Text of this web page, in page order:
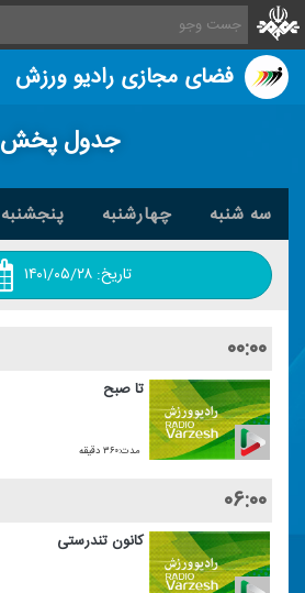
فضای مجازی رادیو ورزش
جدول پخش
سه شنبه چهارشنبه پنجشنبه
تاریخ: ۱۴۰۱/۰۵/۲۸
۰۰:۰۰
تا صبح
مدت:۳۶۰ دقیقه
۰۶:۰۰
كانون تندرستی